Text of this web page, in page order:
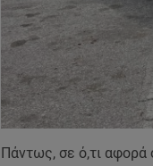
Πάντως, σε ό,τι αφορά